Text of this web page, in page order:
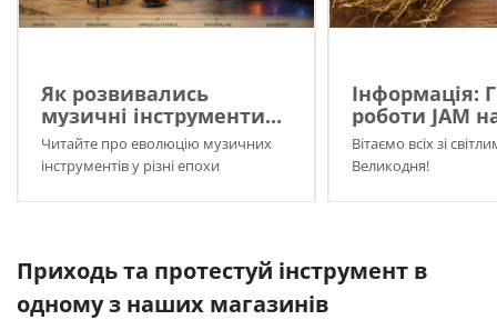
Як розвивались
музичні інструменти...
Читайте про еволюцію музичних
інструментів у різні епохи
Інформація:
роботи JAM
Вітаємо всіх зі
Великодня!
Приходь та протестуй інструмент в
одному з наших магазинів